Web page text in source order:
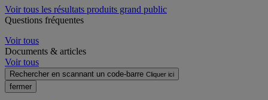
Voir tous les résultats produits grand public
Questions fréquentes
Voir tous
Documents & articles
Voir tous
Rechercher en scannant un code-barre Cliquer ici
fermer